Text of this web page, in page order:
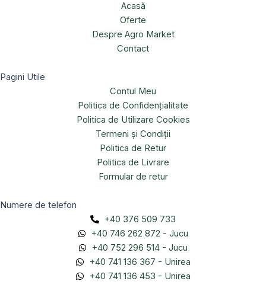
Acasă
Oferte
Despre Agro Market
Contact
Pagini Utile
Contul Meu
Politica de Confidențialitate
Politica de Utilizare Cookies
Termeni și Condiții
Politica de Retur
Politica de Livrare
Formular de retur
Numere de telefon
+40 376 509 733
+40 746 262 872 - Jucu
+40 752 296 514 - Jucu
+40 741 136 367 - Unirea
+40 741 136 453 - Unirea